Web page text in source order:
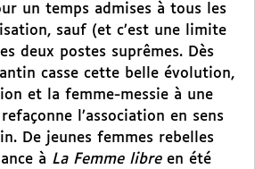
un temps admises à tous les
sauf (et c’est une limite
deux postes suprêmes. Dès
casse cette belle évolution,
et la femme-messie à une
l’association en sens
De jeunes femmes rebelles
à La Femme libreen été